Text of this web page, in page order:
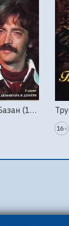
Дон Сезар де Базан (1989г., Ленфильм, 2 серии)
16+